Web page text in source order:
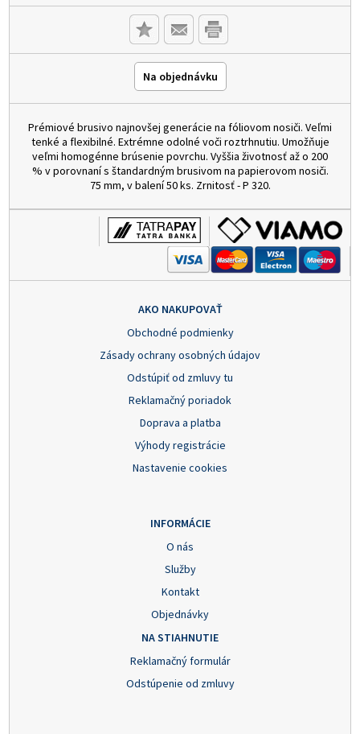
Na objednávku
Prémiové brusivo najnovšej generácie na fóliovom nosiči. Veľmi
tenké a flexibilné. Extrémne odolné voči roztrhnutiu. Umožňuje
veľmi homogénne brúsenie povrchu. Vyššia životnosť až o 200
% v porovnaní s štandardným brusivom na papierovom nosiči.
75 mm, v balení 50 ks. Zrnitosť - P 320.
AKO NAKUPOVAŤ
Obchodné podmienky
Zásady ochrany osobných údajov
Odstúpiť od zmluvy tu
Reklamačný poriadok
Doprava a platba
Výhody registrácie
Nastavenie cookies
INFORMÁCIE
O nás
Služby
Kontakt
Objednávky
NA STIAHNUTIE
Reklamačný formulár
Odstúpenie od zmluvy